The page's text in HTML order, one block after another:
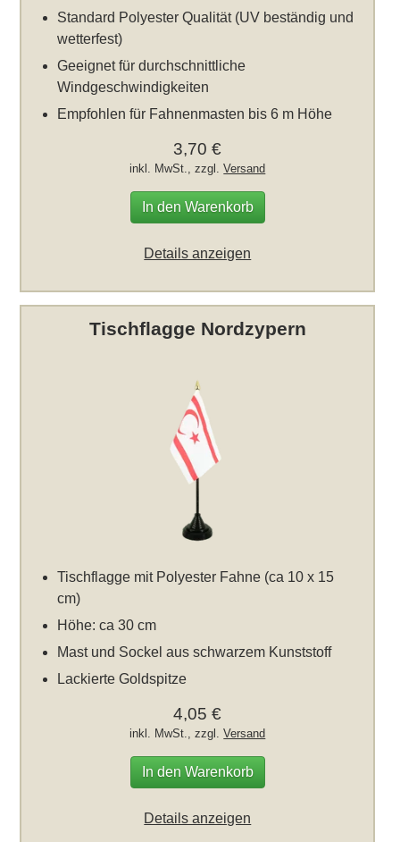
Standard Polyester Qualität (UV beständig und
wetterfest)
Geeignet für durchschnittliche
Windgeschwindigkeiten
Empfohlen für Fahnenmasten bis 6 m Höhe
3,70 €
inkl. MwSt., zzgl.Versand
In den Warenkorb
Details anzeigen
Tischflagge Nordzypern
Tischflagge mit Polyester Fahne (ca 10 x 15
cm)
Höhe: ca 30 cm
Mast und Sockel aus schwarzem Kunststoff
Lackierte Goldspitze
4,05 €
inkl. MwSt., zzgl.Versand
In den Warenkorb
Details anzeigen